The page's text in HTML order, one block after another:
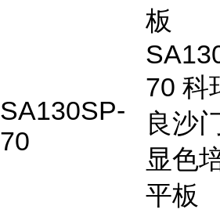
板
SA130SP-
70
70 科
良沙
显色
平板